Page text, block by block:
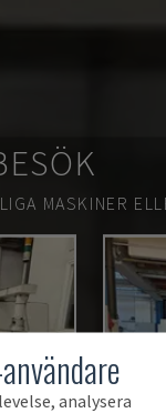
MASKINER
analysera